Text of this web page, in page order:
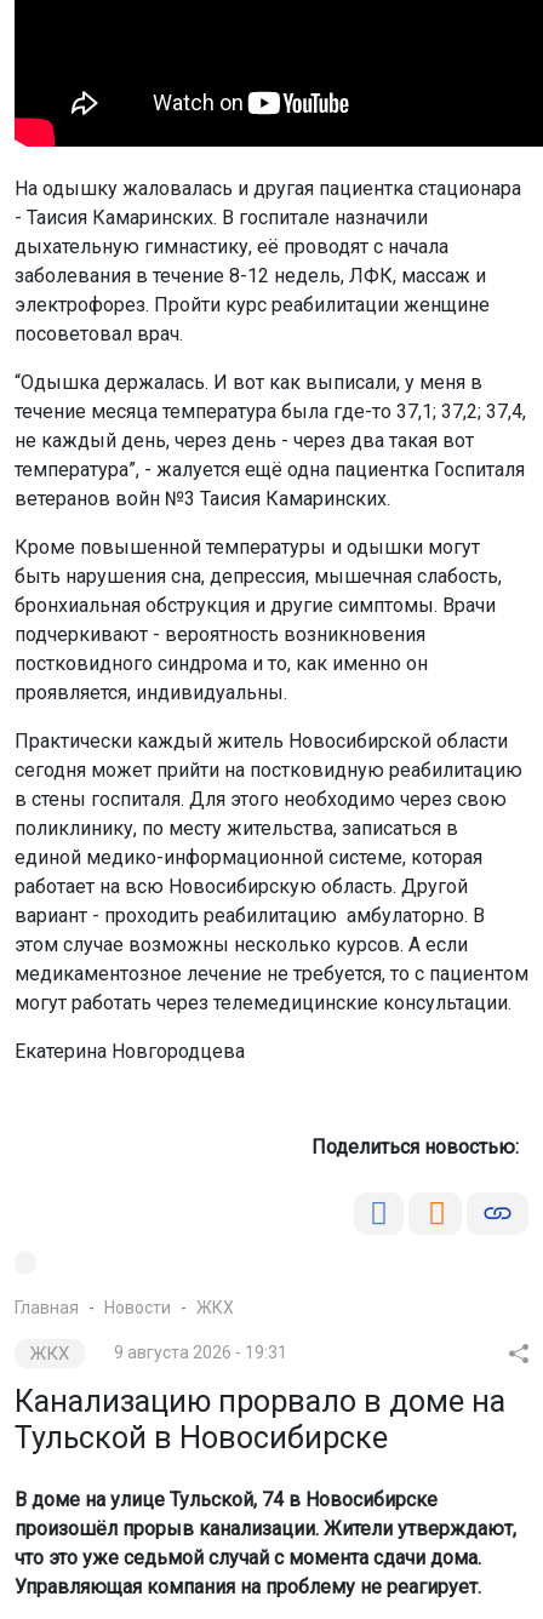
На одышку жаловалась и другая пациентка стационара
- Таисия Камаринских. В госпитале назначили
дыхательную гимнастику, её проводят с начала
заболевания в течение 8-12 недель, ЛФК, массаж и
электрофорез. Пройти курс реабилитации женщине
посоветовал врач.
“Одышка держалась. И вот как выписали, у меня в
течение месяца температура была где-то 37,1; 37,2; 37,4,
не каждый день, через день - через два такая вот
температура”, - жалуется ещё одна пациентка Госпиталя
ветеранов войн №3 Таисия Камаринских.
Кроме повышенной температуры и одышки могут
быть нарушения сна, депрессия, мышечная слабость,
бронхиальная обструкция и другие симптомы. Врачи
подчеркивают - вероятность возникновения
постковидного синдрома и то, как именно он
проявляется, индивидуальны.
Практически каждый житель Новосибирской области
сегодня может прийти на постковидную реабилитацию
в стены госпиталя. Для этого необходимо через свою
поликлинику, по месту жительства, записаться в
единой медико-информационной системе, которая
работает на всю Новосибирскую область. Другой
вариант - проходить реабилитацию амбулаторно. В
этом случае возможны несколько курсов. А если
медикаментозное лечение не требуется, то с пациентом
могут работать через телемедицинские консультации.
Екатерина Новгородцева
Поделиться новостью:
Главная Новости ЖКХ
ЖКХ 9 августа 2026 - 19:31
Канализацию прорвало в доме на
Тульской в Новосибирске
В доме на улице Тульской, 74 в Новосибирске
произошёл прорыв канализации. Жители утверждают,
что это уже седьмой случай с момента сдачи дома.
Управляющая компания на проблему не реагирует.